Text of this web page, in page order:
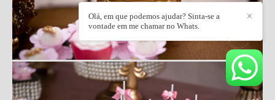
✕
Olá, em que podemos ajudar? Sinta-se a
vontade em me chamar no Whats.